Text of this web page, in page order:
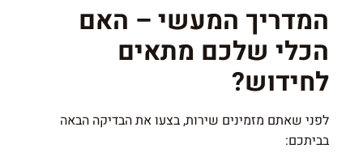
המדריך המעשי – האם
הכלי שלכם מתאים
לחידוש?
לפני שאתם מזמינים שירות, בצעו את הבדיקה הבאה
בביתכם: